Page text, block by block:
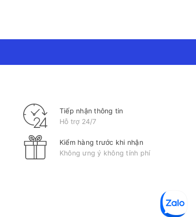
Tiếp nhận thông tin
Hỗ trợ 24/7
Kiểm hàng trước khi nhận
Không ưng ý không tính phí